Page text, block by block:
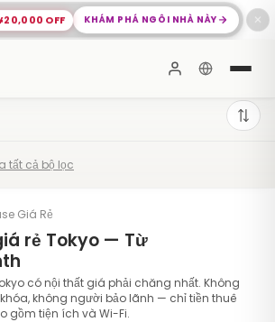
OFF KHÁM PHÁ NGÔI NHÀ NÀY ✕
tất cả bộ lọc
Giá Rẻ
rẻ Tokyo — Từ
có nội thất giá phải chăng nhất. Không
không người bảo lãnh — chỉ tiền thuê
gồm tiện ích và Wi-Fi.